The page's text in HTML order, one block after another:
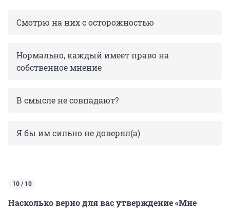
Смотрю на них с осторожностью
Нормально, каждый имеет право на
собственное мнение
В смысле не совпадают?
Я бы им сильно не доверял(а)
10 / 10
Насколько верно для вас утверждение «Мне